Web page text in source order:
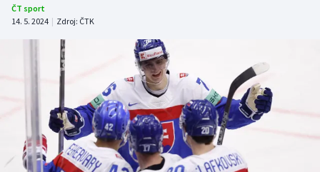
Atletika
Cyklistika
DALŠÍ SPORTY
Americký fotbal
Baseball a softbal
NEPŘEHLÉDNĚTE
Soutěže
ČT sport
14. 5. 2024 | Zdroj: ČTK